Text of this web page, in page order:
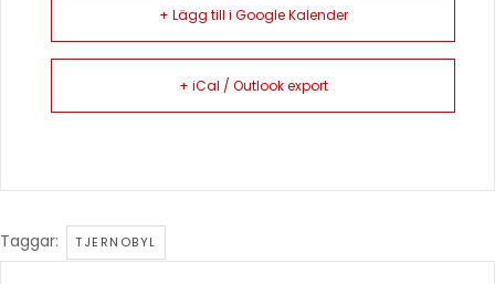
+ Lägg till i Google Kalender
+ iCal / Outlook export
Taggar: TJERNOBYL